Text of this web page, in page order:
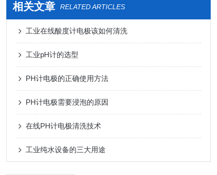
相关文章 RELATED ARTICLES
工业在线酸度计电极该如何清洗
工业pH计的选型
PH计电极的正确使用方法
PH计电极需要浸泡的原因
在线PH计电极清洗技术
工业纯水设备的三大用途